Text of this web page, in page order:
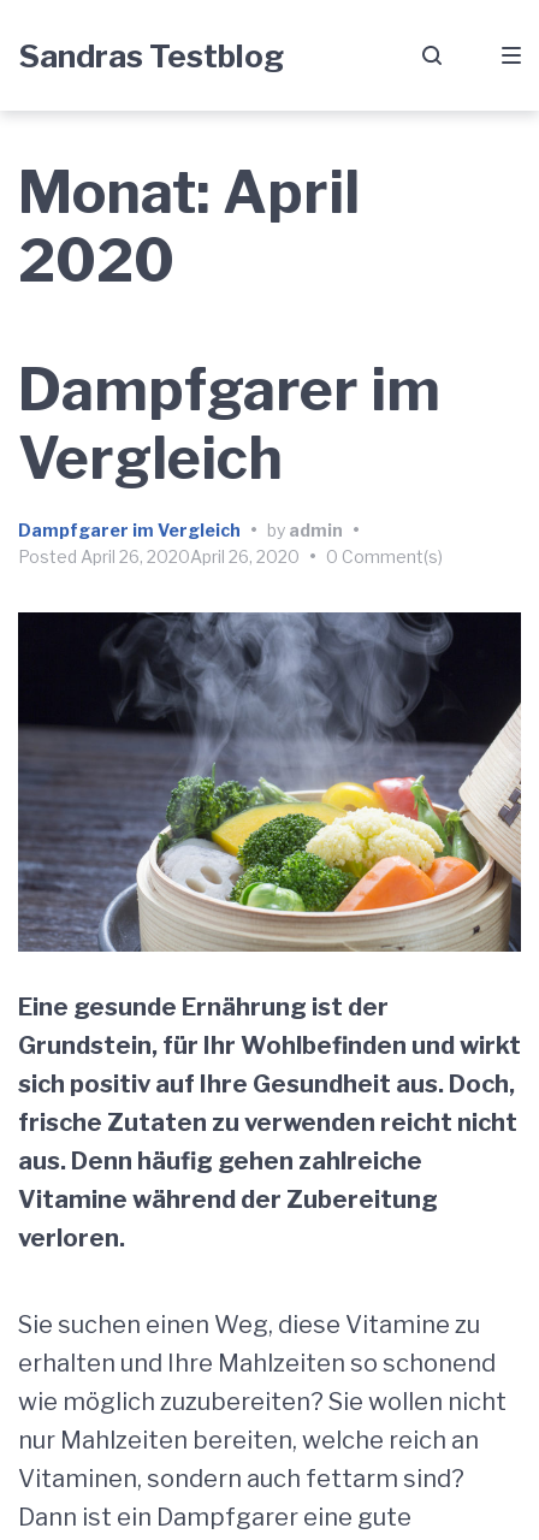
to
to
toSandras Testblog
Monat: April
2020
Dampfgarer im
Vergleich
Dampfgarer im Vergleich • by admin •
Posted April 26, 2020April 26, 2020 • 0 Comment(s)
Eine gesunde Ernährung ist der
Grundstein, für Ihr Wohlbefinden und wirkt
sich positiv auf Ihre Gesundheit aus. Doch,
frische Zutaten zu verwenden reicht nicht
aus. Denn häufig gehen zahlreiche
Vitamine während der Zubereitung
verloren.
Sie suchen einen Weg, diese Vitamine zu
erhalten und Ihre Mahlzeiten so schonend
wie möglich zuzubereiten? Sie wollen nicht
nur Mahlzeiten bereiten, welche reich an
Vitaminen, sondern auch fettarm sind?
Dann ist ein Dampfgarer eine gute